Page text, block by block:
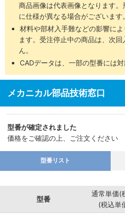
商品画像は代表画像となります
に仕様が異なる場合がございます。
材料や部材入手難などの影響に
ます。受注停止中の商品は、次
ん。
CADデータは、一部の型番には対
メカニカル部品技術窓口
型番が確定されました
価格をご確認の上、ご注文ください
型番リスト
型番
通常単価(
(税込単